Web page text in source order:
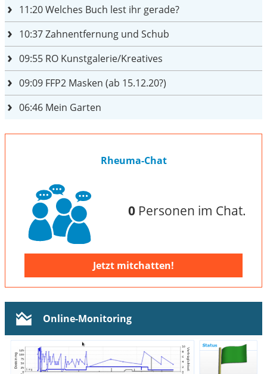
11:20Welches Buch lest ihr gerade?
10:37Zahnentfernung und Schub
09:55 RO Kunstgalerie/Kreatives
09:09 FFP2 Masken (ab 15.12.20?)
06:46 Mein Garten
Rheuma-Chat
0Personen im Chat.
Jetzt mitchatten!
Online-Monitoring